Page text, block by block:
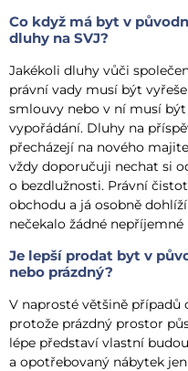
Co když má byt v
dluhy na SVJ?
Jakékoli dluhy vůči
právní vady musí být
smlouvy nebo v ní musí
vypořádání. Dluhy na
přecházejí na nového
vždy doporučuji nechat si
o bezdlužnosti. Právní
obchodu a já osobně
nečekalo žádné nepříjemné
Je lepší prodat byt v
nebo prázdný?
V naprosté většině
protože prázdný prostor
lépe představí vlastní
a opotřebovaný nábytek